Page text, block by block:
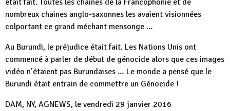
était fait. Toutes les chaines de la Francophonie et de
nombreux chaines anglo-saxonnes les avaient visionnées
colportant ce grand méchant mensonge …
Au Burundi, le préjudice était fait. Les Nations Unis ont
commencé à parler de début de génocide alors que ces images
vidéo n’étaient pas Burundaises … Le monde a pensé que le
Burundi était entrain de commettre un Génocide !
DAM, NY, AGNEWS, le vendredi 29 janvier 2016